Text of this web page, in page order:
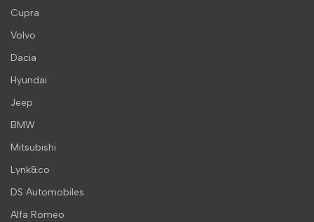
Cupra
Volvo
Dacia
Hyundai
Jeep
BMW
Mitsubishi
Lynk&co
DS Automobiles
Alfa Romeo